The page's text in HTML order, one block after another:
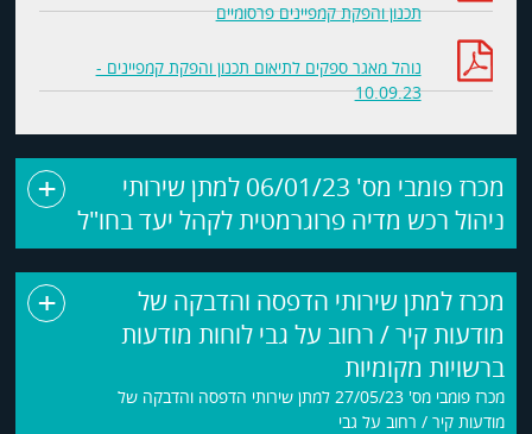
תכנון והפקת קמפיינים פרסומיים
נוהל מאגר ספקים לתיאום תכנון והפקת קמפיינים -
10.09.23
מכרז פומבי מס' 06/01/23 למתן שירותי
ניהול רכש מדיה פרוגרמטית לקהל יעד בחו"ל
+
מכרז למתן שירותי הדפסה והדבקה של
מודעות קיר / רחוב על גבי לוחות מודעות
ברשויות מקומיות
מכרז פומבי מס' 27/05/23 למתן שירותי הדפסה והדבקה של
מודעות קיר / רחוב על גבי
+